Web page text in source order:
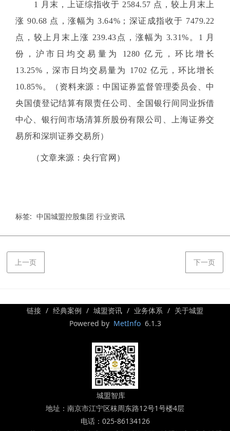
1 月末，上证综指收于 2584.57 点，较上月末上
涨 90.68 点，涨幅为 3.64%；深证成指收于 7479.22
点，较上月末上涨 239.43点，涨幅为 3.31%。1 月
份，沪市日均交易量为 1280 亿元，环比增长
13.25%，深市日均交易量为 1702 亿元，环比增长
10.85%。（资料来源：中国证券监督管理委员会、中
央国债登记结算有限责任公司、全国银行间同业拆借
中心、银行间市场清算所股份有限公司、上海证券交
易所和深圳证券交易所）
（文章来源：央行官网）
标签: 中国城盟控股集团 行业资讯
上一页 下一页
链接 经典案例 城盟资讯 业务体系
关于城盟
Powered by MetInfo6.1.3
城盟智库
地址：南京市江宁区秣周东路12号1号楼4层
电话：025-86134126